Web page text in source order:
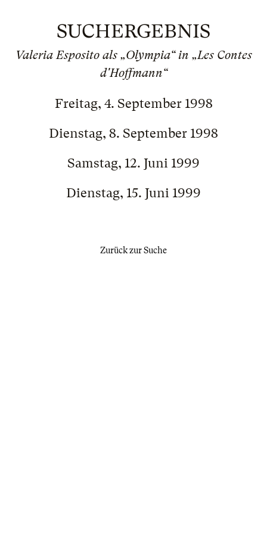
SUCHERGEBNIS
Valeria Esposito als „Olympia“ in „Les Contes
d'Hoffmann“
Freitag, 4. September 1998
Dienstag, 8. September 1998
Samstag, 12. Juni 1999
Dienstag, 15. Juni 1999
Zurück zur Suche